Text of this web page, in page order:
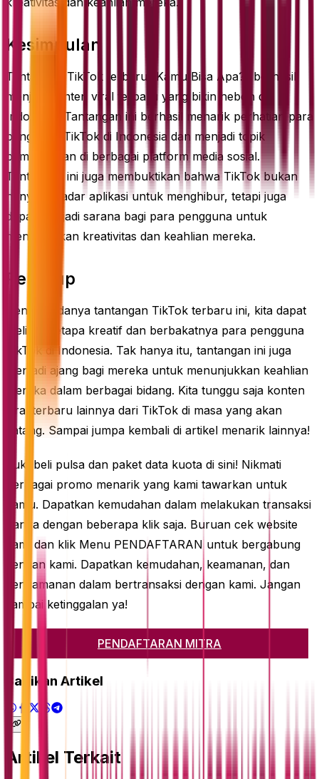
Kesimpulan
Tantangan TikTok terbaru “Kamu Bisa Apa?” berhasil
menjadi konten viral terbaru yang bikin heboh di
Indonesia. Tantangan ini berhasil menarik perhatian para
pengguna TikTok di Indonesia dan menjadi topik
pembicaraan di berbagai platform media sosial.
Tantangan ini juga membuktikan bahwa TikTok bukan
hanya sekadar aplikasi untuk menghibur, tetapi juga
dapat menjadi sarana bagi para pengguna untuk
menunjukkan kreativitas dan keahlian mereka.
Penutup
Dengan adanya tantangan TikTok terbaru ini, kita dapat
melihat betapa kreatif dan berbakatnya para pengguna
TikTok di Indonesia. Tak hanya itu, tantangan ini juga
menjadi ajang bagi mereka untuk menunjukkan keahlian
mereka dalam berbagai bidang. Kita tunggu saja konten
viral terbaru lainnya dari TikTok di masa yang akan
datang. Sampai jumpa kembali di artikel menarik lainnya!
Yuk, beli pulsa dan paket data kuota di sini! Nikmati
berbagai promo menarik yang kami tawarkan untuk
kamu. Dapatkan kemudahan dalam melakukan transaksi
hanya dengan beberapa klik saja. Buruan cek website
kami dan klik Menu PENDAFTARAN untuk bergabung
dengan kami. Dapatkan kemudahan, keamanan, dan
kenyamanan dalam bertransaksi dengan kami. Jangan
sampai ketinggalan ya!
PENDAFTARAN MITRA
Bagikan Artikel
Artikel Terkait